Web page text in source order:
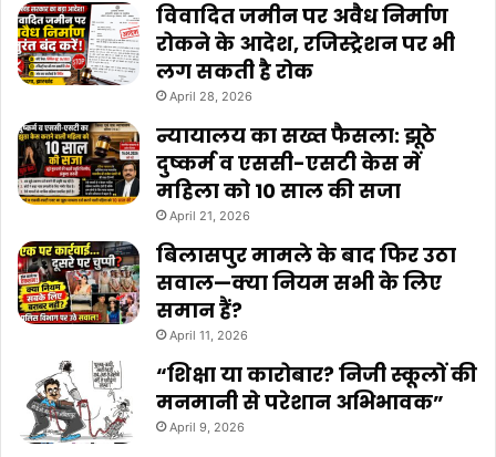
विवादित जमीन पर अवैध निर्माण
रोकने के आदेश, रजिस्ट्रेशन पर भी
लग सकती है रोक
April 28, 2026
न्यायालय का सख्त फैसला: झूठे
दुष्कर्म व एससी-एसटी केस में
महिला को 10 साल की सजा
April 21, 2026
बिलासपुर मामले के बाद फिर उठा
सवाल—क्या नियम सभी के लिए
समान हैं?
April 11, 2026
“शिक्षा या कारोबार? निजी स्कूलों की
मनमानी से परेशान अभिभावक”
April 9, 2026